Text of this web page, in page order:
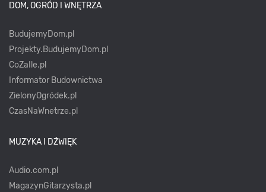
DOM, OGRÓD I WNĘTRZA
BudujemyDom.pl
Projekty.BudujemyDom.pl
CoZaIle.pl
Informator Budownictwa
ZielonyOgródek.pl
CzasNaWnetrze.pl
MUZYKA I DŹWIĘK
Audio.com.pl
MagazynGitarzysta.pl